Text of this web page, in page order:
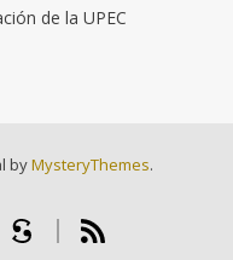
de la UPEC
byMysteryThemes.
Scribd RSS